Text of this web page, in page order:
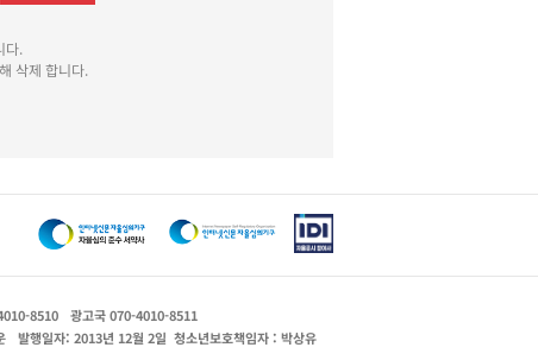
다.
삭제 합니다.
8510
광고국 070-4010-8511
발행일자: 2013년 12월 2일 청소년보호책임자 : 박상유